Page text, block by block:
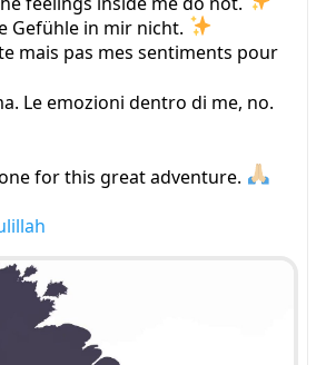
Gefühle in mir nicht.
mais pas mes sentiments pour
Le emozioni dentro di me, no.
for this great adventure.